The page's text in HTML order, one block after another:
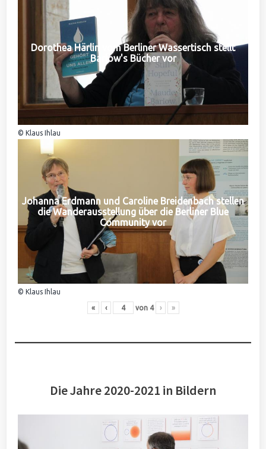
Dorothea Härlin vom Berliner Wassertisch stellt
Barlow's Bücher vor
© Klaus Ihlau
Johanna Erdmann und Caroline Breidenbach stellen
die Wanderausstellung über die Berliner Blue
Community vor
© Klaus Ihlau
« ‹ von 4 › »
Die Jahre 2020-2021 in Bildern